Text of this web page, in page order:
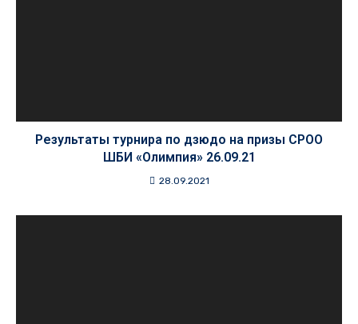
Результаты турнира по дзюдо на призы СРОО
ШБИ «Олимпия» 26.09.21
28.09.2021